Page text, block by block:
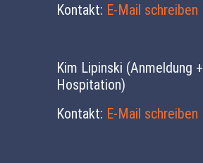
Kontakt: E-Mail schreiben
Kim Lipinski (Anmeldung +
Hospitation)
Kontakt: E-Mail schreiben